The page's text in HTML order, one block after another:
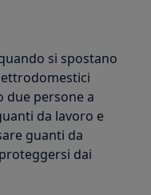
si spostano
due persone a
da lavoro e
guanti da
dai